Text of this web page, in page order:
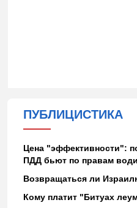
ПУБЛИЦИСТИКА
Цена "эффективности":
ПДД бьют по правам
Возвращаться ли
Кому платит "Битуах